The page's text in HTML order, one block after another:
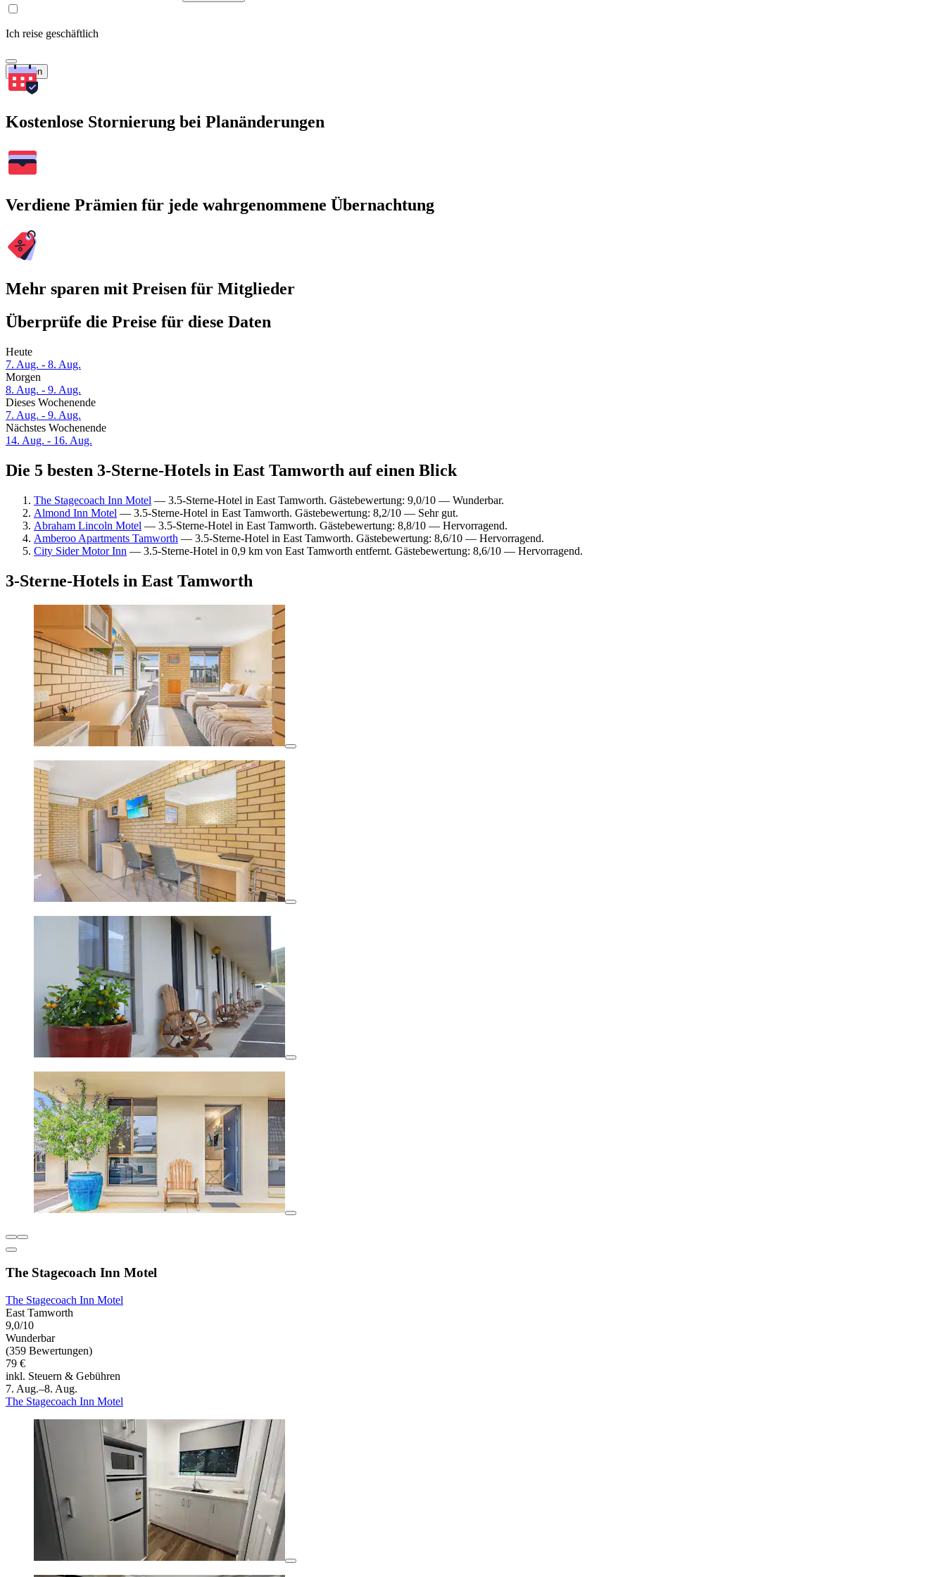
Ich reise geschäftlich
Suchen
Kostenlose Stornierung bei Planänderungen
Verdiene Prämien für jede wahrgenommene Übernachtung
Mehr sparen mit Preisen für Mitglieder
Überprüfe die Preise für diese Daten
Heute
7. Aug. - 8. Aug.
Morgen
8. Aug. - 9. Aug.
Dieses Wochenende
7. Aug. - 9. Aug.
Nächstes Wochenende
14. Aug. - 16. Aug.
Die 5 besten 3-Sterne-Hotels in East Tamworth auf einen Blick
The Stagecoach Inn Motel — 3.5-Sterne-Hotel in East Tamworth. Gästebewertung: 9,0/10 — Wunderbar.
Almond Inn Motel — 3.5-Sterne-Hotel in East Tamworth. Gästebewertung: 8,2/10 — Sehr gut.
Abraham Lincoln Motel — 3.5-Sterne-Hotel in East Tamworth. Gästebewertung: 8,8/10 — Hervorragend.
Amberoo Apartments Tamworth — 3.5-Sterne-Hotel in East Tamworth. Gästebewertung: 8,6/10 — Hervorragend.
City Sider Motor Inn — 3.5-Sterne-Hotel in 0,9 km von East Tamworth entfernt. Gästebewertung: 8,6/10 — Hervorragend.
3-Sterne-Hotels in East Tamworth
The Stagecoach Inn Motel
The Stagecoach Inn Motel
East Tamworth
9,0/10
Wunderbar
(359 Bewertungen)
79 €
inkl. Steuern & Gebühren
7. Aug.–8. Aug.
The Stagecoach Inn Motel